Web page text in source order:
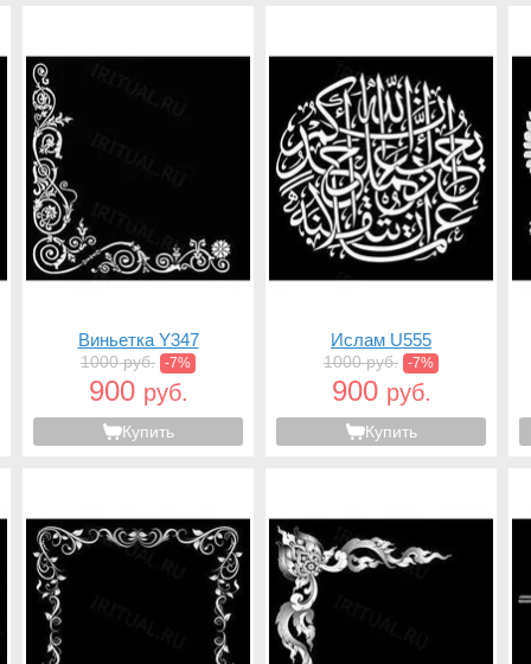
Виньетка Y347
1000 руб. -7%
900 руб.
Купить
Ислам U555
1000 руб. -7%
900 руб.
Купить